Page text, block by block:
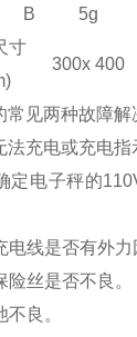
B
5g
寸
300x 400
常见两种故
法充电或充
定电子秤的
电线是否有
险丝是否不
池不良。